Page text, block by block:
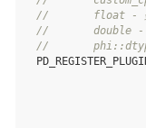
//       float - 数
//       double -
//